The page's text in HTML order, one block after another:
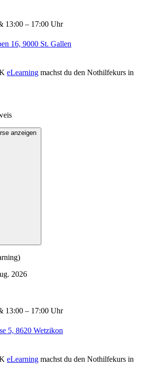
13:00 – 17:00 Uhr
16, 9000 St. Gallen
eLearning machst du den Nothilfekurs in
anzeigen
2026
13:00 – 17:00 Uhr
5, 8620 Wetzikon
eLearning machst du den Nothilfekurs in